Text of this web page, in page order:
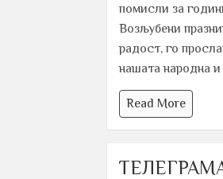
помисли за
Возљубени
радост, го
нашата народна и
Read More